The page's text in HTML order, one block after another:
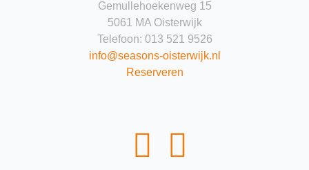
Gemullehoekenweg 15
5061 MA Oisterwijk
Telefoon: 013 521 9526
info@seasons-oisterwijk.nl
Reserveren